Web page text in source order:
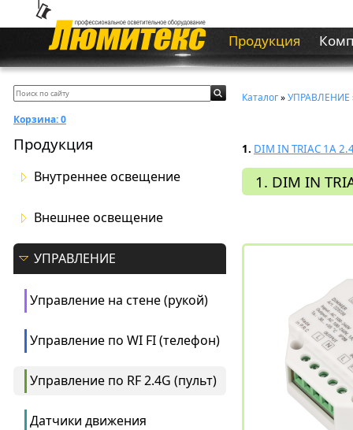
Продукция
Корзина:0
Продукция
Внутреннее освещение
Внешнее освещение
УПРАВЛЕНИЕ
Управление на стене (рукой)
Управление по WI FI (телефон)
Управление по RF 2.4G (пульт)
Датчики движения
Каталог»УПРАВЛЕНИЕ
1. DIM IN TRIAC 1A
1. DIM IN